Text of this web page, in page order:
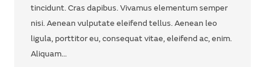
tincidunt. Cras dapibus. Vivamus elementum semper
nisi. Aenean vulputate eleifend tellus. Aenean leo
ligula, porttitor eu, consequat vitae, eleifend ac, enim.
Aliquam…